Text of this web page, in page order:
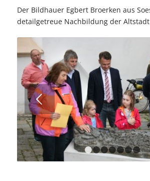
Der Bildhauer Egbert Broerken aus
detailgetreue Nachbildung der Altstadt
Weiter
1 2